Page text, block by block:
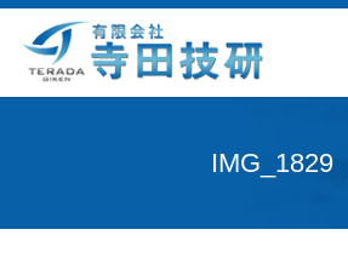
IMG_1829